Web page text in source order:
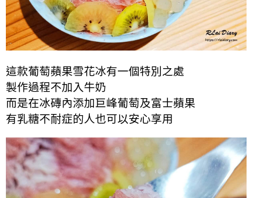
這款葡萄蘋果雪花冰有一個特別之處
製作過程不加入牛奶
而是在冰磚內添加巨峰葡萄及富士蘋果
有乳糖不耐症的人也可以安心享用